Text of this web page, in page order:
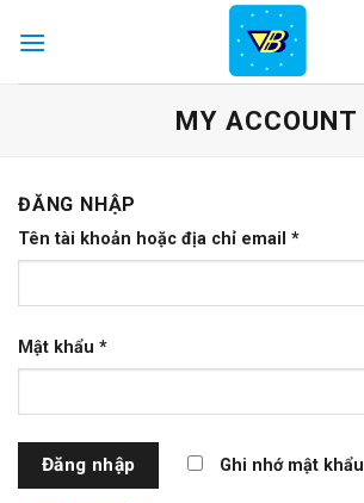
MY ACCOUNT
ĐĂNG NHẬP
Tên tài khoản hoặc địa chỉ email *
Mật khẩu *
Đăng nhập Ghi nhớ mật khẩu